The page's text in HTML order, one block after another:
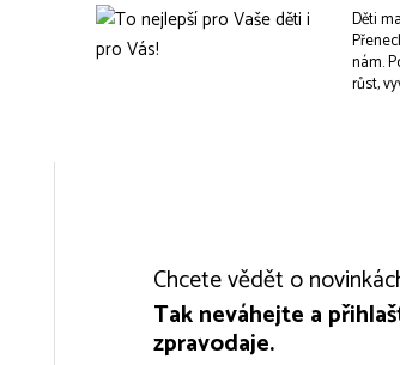
Děti
nám.
růst,
Chcete vědět o
Tak neváhejte a
zpravodaje.